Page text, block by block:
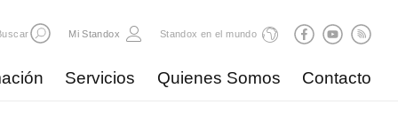
Mi Standox Standox en el mundo
Servicios Quienes Somos Contacto